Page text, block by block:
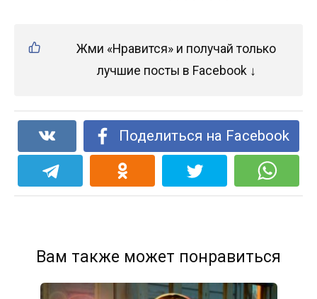
Жми «Нравится» и получай только
лучшие посты в Facebook ↓
Поделиться на Facebook
Вам также может понравиться